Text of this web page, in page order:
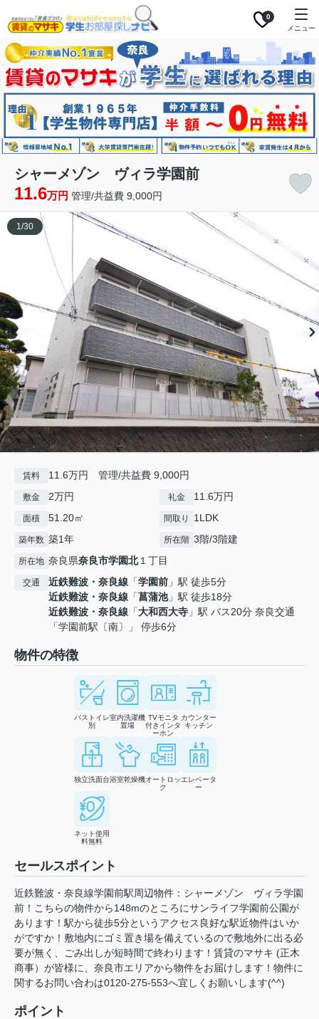
0
メニュー
シャーメゾン ヴィラ学園前
11.6万円 管理/共益費 9,000円
1/30
賃料 11.6万円 管理/共益費 9,000円
敷金 2万円 礼金 11.6万円
面積 51.20㎡ 間取り 1LDK
築年数 築1年 所在階 3階/3階建
所在地 奈良県奈良市学園北１丁目
交通 近鉄難波・奈良線 「学園前 」駅 徒歩5分
近鉄難波・奈良線 「菖蒲池」駅 徒歩18分
近鉄難波・奈良線 「大和西大寺 」駅 バス20分 奈良交通
「学園前駅〔南〕」 停歩6分
物件の特徴
バストイレ
別
室内洗濯機
置場
TVモニタ
付きインタ
ーホン
カウンター
キッチン
独立洗面台浴室乾燥機オートロッ
ク
エレベータ
ー
ネット使用
料無料
セールスポイント
近鉄難波・奈良線学園前駅周辺物件：シャーメゾン ヴィラ学園
前！こちらの物件から148mのところにサンライフ学園前公園が
あります！駅から徒歩5分というアクセス良好な駅近物件はいか
がですか！敷地内にゴミ置き場を備えているので敷地外に出る必
要が無く、ごみ出しが短時間で終わります！賃貸のマサキ (正木
商事）が皆様に、奈良市エリアから物件をお届けします！物件に
関するお問い合わは0120-275-553へ宜しくお願いします(^^)
ポイント